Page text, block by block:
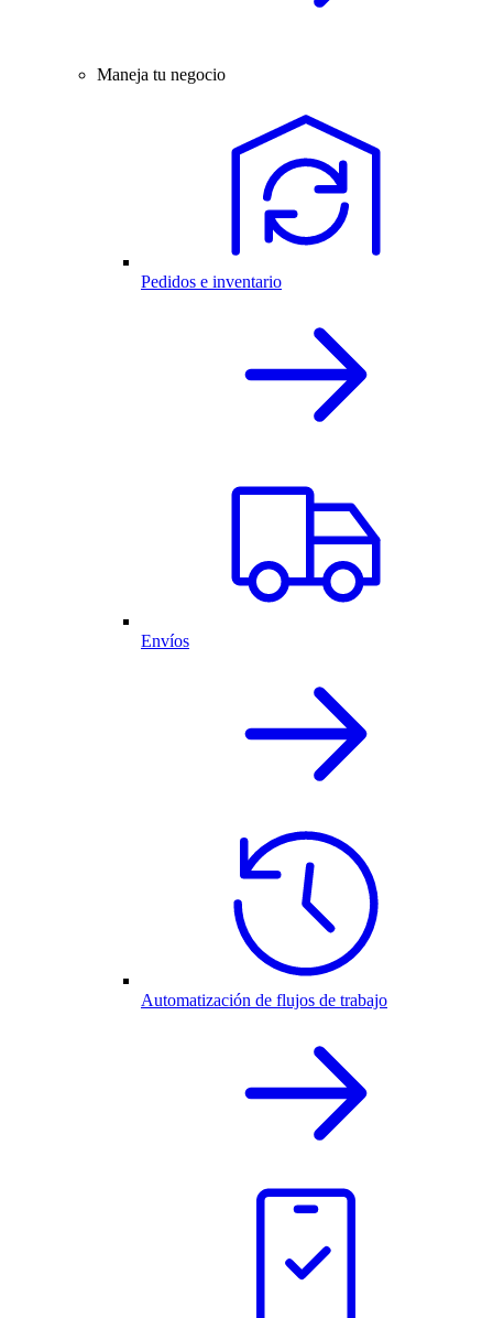
Maneja tu negocio
Pedidos e inventario
Envíos
Automatización de flujos de trabajo